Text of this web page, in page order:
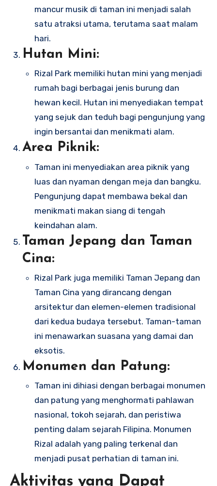
mancur musik di taman ini menjadi salah
satu atraksi utama, terutama saat malam
hari.
Hutan Mini:
Rizal Park memiliki hutan mini yang menjadi
rumah bagi berbagai jenis burung dan
hewan kecil. Hutan ini menyediakan tempat
yang sejuk dan teduh bagi pengunjung yang
ingin bersantai dan menikmati alam.
Area Piknik:
Taman ini menyediakan area piknik yang
luas dan nyaman dengan meja dan bangku.
Pengunjung dapat membawa bekal dan
menikmati makan siang di tengah
keindahan alam.
Taman Jepang dan Taman
Cina:
Rizal Park juga memiliki Taman Jepang dan
Taman Cina yang dirancang dengan
arsitektur dan elemen-elemen tradisional
dari kedua budaya tersebut. Taman-taman
ini menawarkan suasana yang damai dan
eksotis.
Monumen dan Patung:
Taman ini dihiasi dengan berbagai monumen
dan patung yang menghormati pahlawan
nasional, tokoh sejarah, dan peristiwa
penting dalam sejarah Filipina. Monumen
Rizal adalah yang paling terkenal dan
menjadi pusat perhatian di taman ini.
Aktivitas yang Dapat